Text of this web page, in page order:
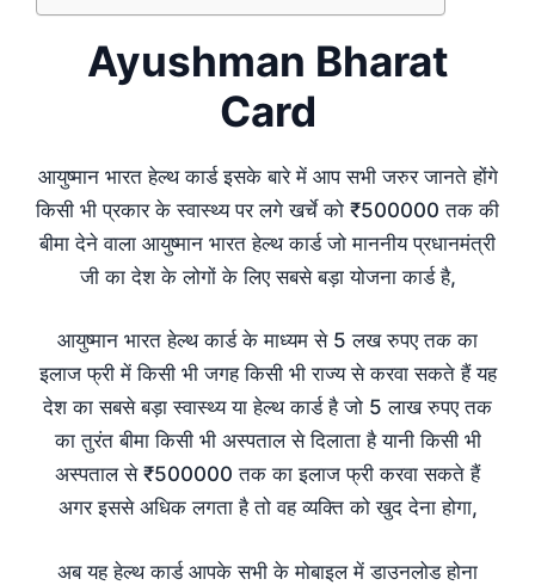
Ayushman Bharat
Card
आयुष्मान भारत हेल्थ कार्ड इसके बारे में आप सभी जरुर जानते होंगे
किसी भी प्रकार के स्वास्थ्य पर लगे खर्चे को ₹500000 तक की
बीमा देने वाला आयुष्मान भारत हेल्थ कार्ड जो माननीय प्रधानमंत्री
जी का देश के लोगों के लिए सबसे बड़ा योजना कार्ड है,
आयुष्मान भारत हेल्थ कार्ड के माध्यम से 5 लख रुपए तक का
इलाज फ्री में किसी भी जगह किसी भी राज्य से करवा सकते हैं यह
देश का सबसे बड़ा स्वास्थ्य या हेल्थ कार्ड है जो 5 लाख रुपए तक
का तुरंत बीमा किसी भी अस्पताल से दिलाता है यानी किसी भी
अस्पताल से ₹500000 तक का इलाज फ्री करवा सकते हैं
अगर इससे अधिक लगता है तो वह व्यक्ति को खुद देना होगा,
अब यह हेल्थ कार्ड आपके सभी के मोबाइल में डाउनलोड होना